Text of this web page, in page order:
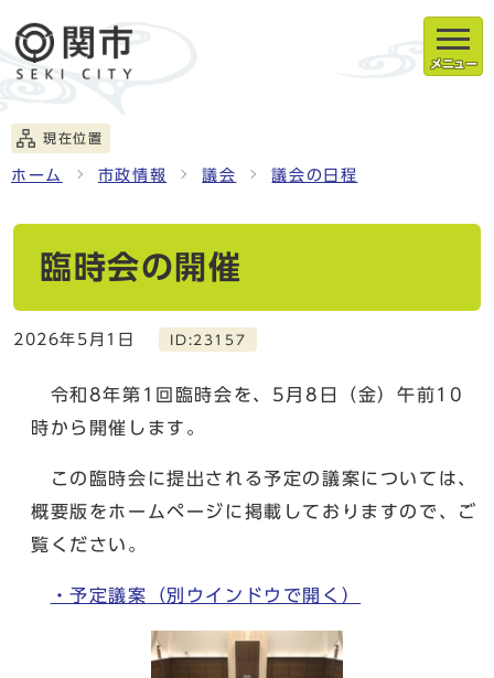
メニュー
現在位置
ホーム 市政情報 議会 議会の日程
臨時会の開催
2026年5月1日 ID:23157
令和8年第1回臨時会を、5月8日（金）午前10
時から開催します。
この臨時会に提出される予定の議案については、
概要版をホームページに掲載しておりますので、ご
覧ください。
・予定議案 （別ウインドウで開く）